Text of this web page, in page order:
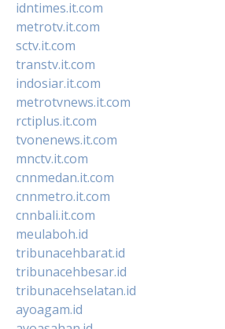
idntimes.it.com
metrotv.it.com
sctv.it.com
transtv.it.com
indosiar.it.com
metrotvnews.it.com
rctiplus.it.com
tvonenews.it.com
mnctv.it.com
cnnmedan.it.com
cnnmetro.it.com
cnnbali.it.com
meulaboh.id
tribunacehbarat.id
tribunacehbesar.id
tribunacehselatan.id
ayoagam.id